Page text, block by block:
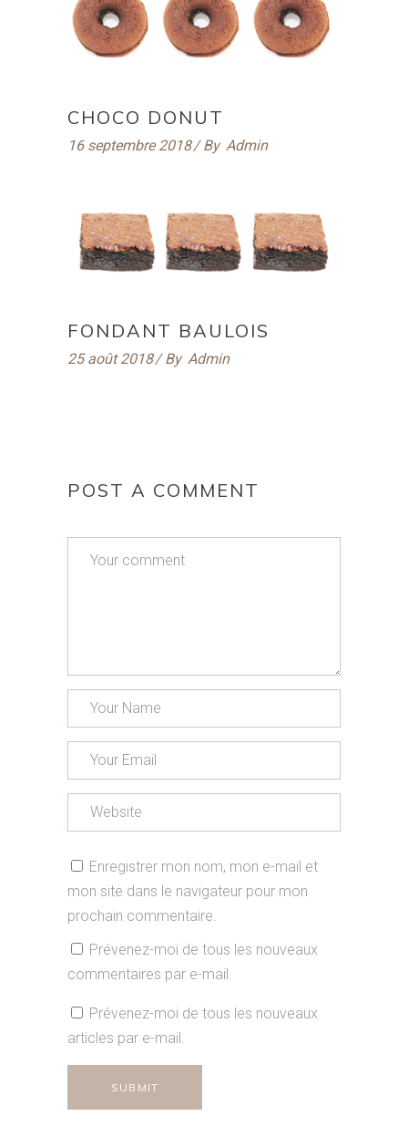
CHOCO DONUT
16 septembre 2018 By Admin
FONDANT BAULOIS
25 août 2018 By Admin
POST A COMMENT
Enregistrer mon nom, mon e-mail et
mon site dans le navigateur pour mon
prochain commentaire.
Prévenez-moi de tous les nouveaux
commentaires par e-mail.
Prévenez-moi de tous les nouveaux
articles par e-mail.